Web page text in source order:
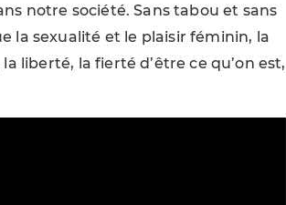
notre société. Sans tabou et sans
la sexualité et le plaisir féminin, la
liberté, la fierté d’être ce qu’on est,